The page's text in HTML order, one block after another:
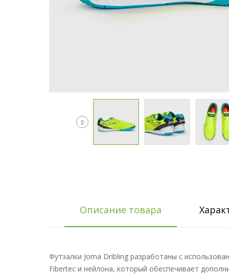
Описание товара
Футзалки Joma Dribling разработаны с
Fibertec и нейлона, который обеспечивает